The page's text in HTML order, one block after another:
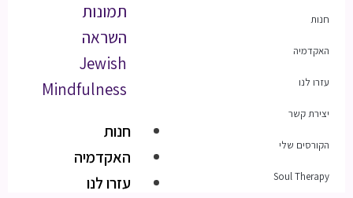
תמונות
השראה
Jewish
Mindfulness
חנות
האקדמיה
עזרו לנו
חנות
האקדמיה
עזרו לנו
יצירת קשר
הקורסים שלי
Soul Therapy